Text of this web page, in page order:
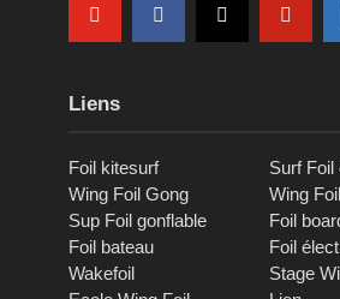
Liens
Foil kitesurf
Surf Foil
Wing Foil Gong
Wing
Sup Foil gonflable
Foil
Foil bateau
Foil
Wakefoil
Stage